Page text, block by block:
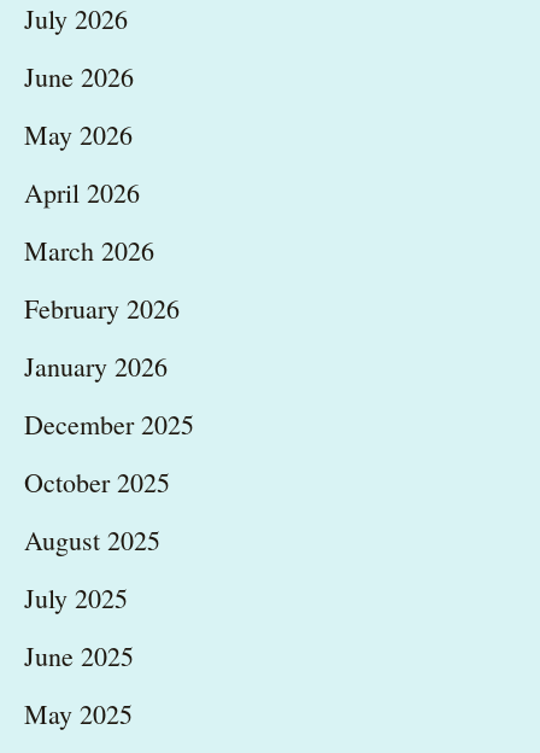
July 2026
June 2026
May 2026
April 2026
March 2026
February 2026
January 2026
December 2025
October 2025
August 2025
July 2025
June 2025
May 2025